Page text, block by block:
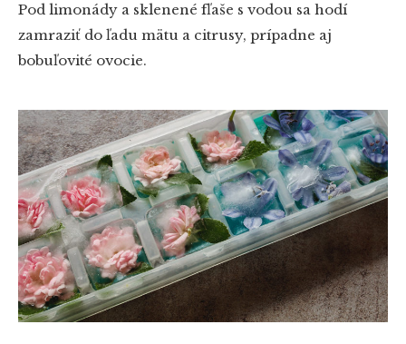
Pod limonády a sklenené fľaše s vodou sa hodí
zamraziť do ľadu mätu a citrusy, prípadne aj
bobuľovité ovocie.